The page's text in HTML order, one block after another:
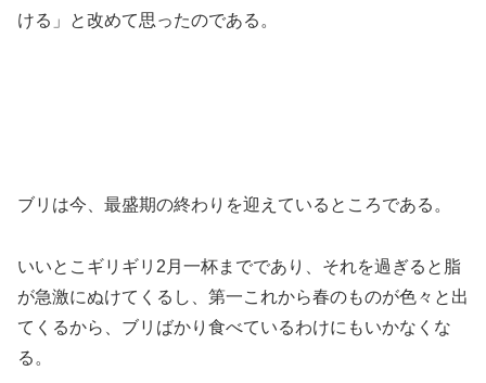
ける」と改めて思ったのである。
ブリは今、最盛期の終わりを迎えているところである。
いいとこギリギリ2月一杯までであり、それを過ぎると脂
が急激にぬけてくるし、第一これから春のものが色々と出
てくるから、ブリばかり食べているわけにもいかなくな
る。